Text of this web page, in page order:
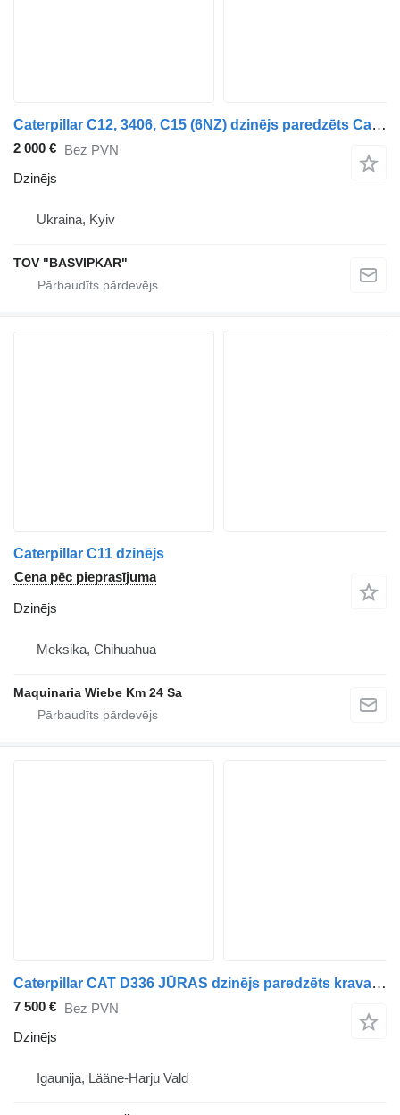
Caterpillar C12, 3406, C15 (6NZ) dzinējs paredzēts Caterpillar kravas automašīnas
2 000 € Bez PVN
Dzinējs
Ukraina, Kyiv
TOV "BASVIPKAR"
Caterpillar C11 dzinējs
Cena pēc pieprasījuma
Dzinējs
Meksika, Chihuahua
Maquinaria Wiebe Km 24 Sa
Caterpillar CAT D336 JŪRAS dzinējs paredzēts kravas automašīnas
7 500 € Bez PVN
Dzinējs
Igaunija, Lääne-Harju Vald